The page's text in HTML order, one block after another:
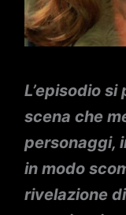
L’episodio
scena che
personaggi,
in modo
rivelazione